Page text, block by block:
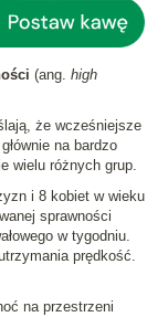
(ang. high
że wcześniejsze
na bardzo
wielu różnych grup.
i 8 kobiet w wieku
sprawności
w tygodniu.
prędkość.
na przestrzeni